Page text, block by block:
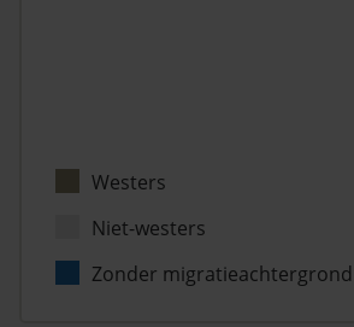
Westers
Niet-westers
Zonder migratieachtergrond